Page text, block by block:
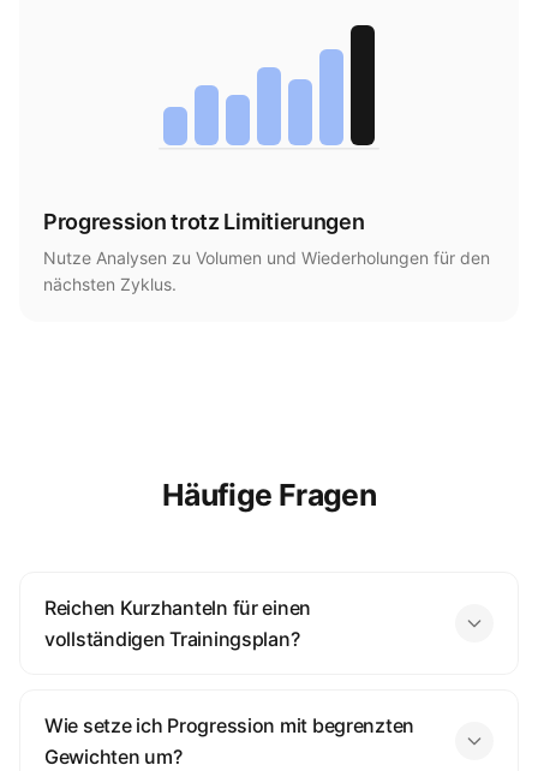
Progression trotz Limitierungen
Nutze Analysen zu Volumen und Wiederholungen für den
nächsten Zyklus.
Häufige Fragen
Reichen Kurzhanteln für einen
vollständigen Trainingsplan?
Wie setze ich Progression mit begrenzten
Gewichten um?